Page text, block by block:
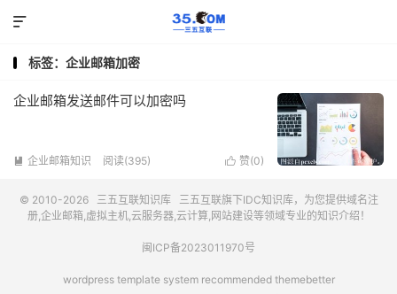

标签：企业邮箱加密
企业邮箱发送邮件可以加密吗
 企业邮箱知识 阅读(395)  赞(0)
© 2010-2026 三五互联知识库 三五互联旗下IDC知识库，为您提供域名注
册,企业邮箱,虚拟主机,云服务器,云计算,网站建设等领域专业的知识介绍！
闽ICP备2023011970号
wordpress template system recommended themebetter